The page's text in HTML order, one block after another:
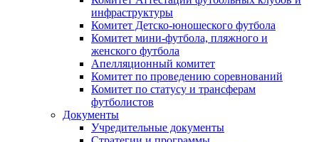
инфраструктуры
Комитет Детско-юношеского футбола
Комитет мини-футбола, пляжного и
женского футбола
Апелляционный комитет
Комитет по проведению соревнований
Комитет по статусу и трансферам
футболистов
Документы
Учредительные документы